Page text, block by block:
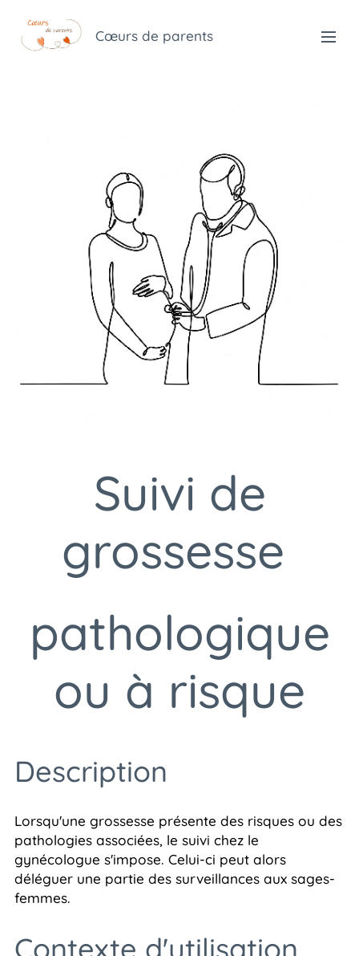
Cœurs de parents
Suivi de
grossesse
pathologique
ou à risque
Description
Lorsqu'une grossesse présente des risques ou des
pathologies associées, le suivi chez le
gynécologue s'impose. Celui-ci peut alors
déléguer une partie des surveillances aux sages-
femmes.
Contexte d'utilisation